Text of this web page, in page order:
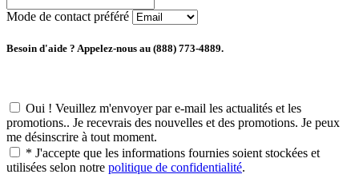
Mode de contact préféré
Besoin d'aide ? Appelez-nous au (888) 773-4889.
Oui ! Veuillez m'envoyer par e-mail les actualités et les
promotions.. Je recevrais des nouvelles et des promotions. Je peux
me désinscrire à tout moment.
* J'accepte que les informations fournies soient stockées et
utilisées selon notre politique de confidentialité.